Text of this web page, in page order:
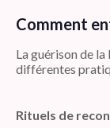
Comment
La guérison de
différentes
Rituels de